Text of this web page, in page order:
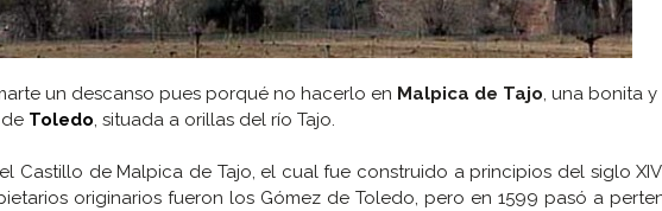
un descanso pues porqué no hacerlo en Malpica de Tajo , una bonita
Toledo , situada a orillas del río Tajo.
Castillo de Malpica de Tajo, el cual fue construido a principios del siglo
originarios fueron los Gómez de Toledo, pero en 1599 pasó a